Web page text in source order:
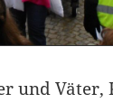
und